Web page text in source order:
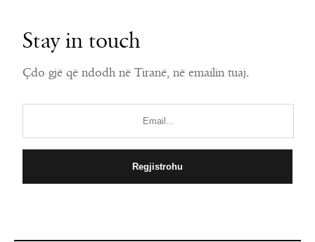
Stay in touch
Çdo gjë që ndodh në Tiranë, në emailin tuaj.